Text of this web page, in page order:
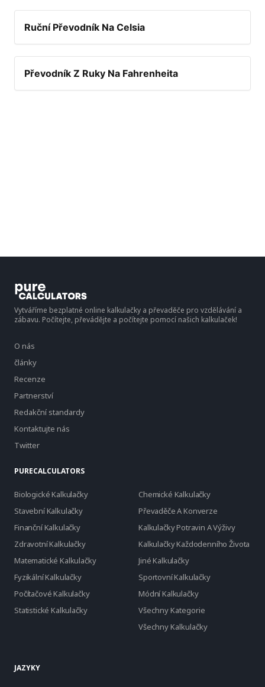
Ruční Převodník Na Celsia
Převodník Z Ruky Na Fahrenheita
Vytváříme bezplatné online kalkulačky a převaděče pro vzdělávání a
zábavu. Počítejte, převádějte a počítejte pomocí našich kalkulaček!
O nás
články
Recenze
Partnerství
Redakční standardy
Kontaktujte nás
Twitter
PURECALCULATORS
Biologické Kalkulačky
Chemické Kalkulačky
Stavební Kalkulačky
Převaděče A Konverze
Finanční Kalkulačky
Kalkulačky Potravin A Výživy
Zdravotní Kalkulačky
Kalkulačky Každodenního Života
Matematické Kalkulačky
Jiné Kalkulačky
Fyzikální Kalkulačky
Sportovní Kalkulačky
Počítačové Kalkulačky
Módní Kalkulačky
Statistické Kalkulačky
Všechny Kategorie
Všechny Kalkulačky
JAZYKY